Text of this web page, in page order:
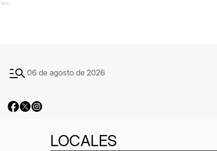
Ads
06 de agosto de 2026
LOCALES